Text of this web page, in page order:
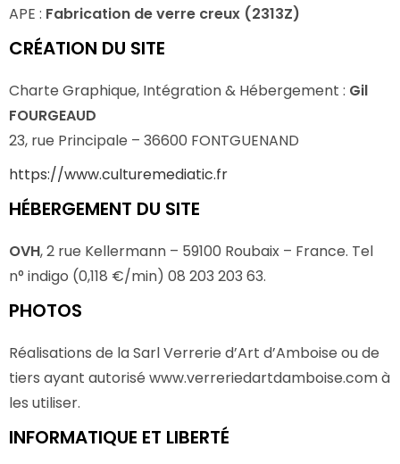
APE : Fabrication de verre creux (2313Z)
CRÉATION DU SITE
Charte Graphique, Intégration & Hébergement : Gil
FOURGEAUD
23, rue Principale – 36600 FONTGUENAND
https://www.culturemediatic.fr
HÉBERGEMENT DU SITE
OVH, 2 rue Kellermann – 59100 Roubaix – France. Tel
n° indigo (0,118 €/min) 08 203 203 63.
PHOTOS
Réalisations de la Sarl Verrerie d’Art d’Amboise ou de
tiers ayant autorisé www.verreriedartdamboise.com à
les utiliser.
INFORMATIQUE ET LIBERTÉ